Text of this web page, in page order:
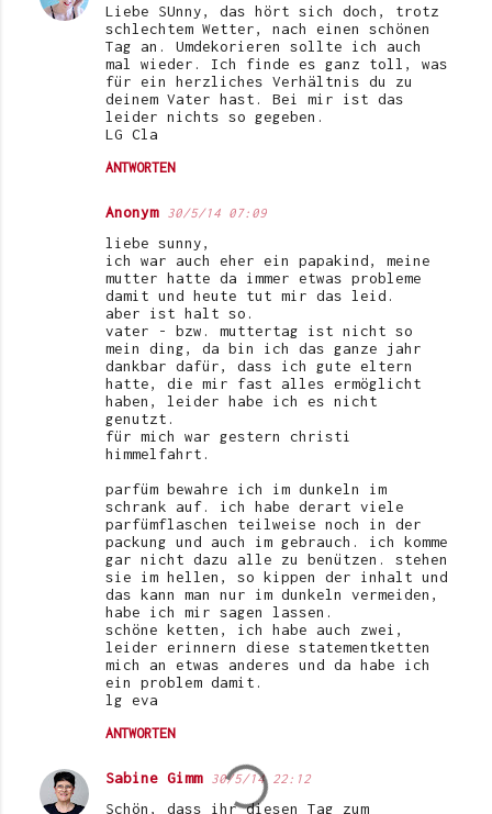
Liebe SUnny, das hört sich doch, trotz
schlechtem Wetter, nach einen schönen
Tag an. Umdekorieren sollte ich auch
mal wieder. Ich finde es ganz toll, was
für ein herzliches Verhältnis du zu
deinem Vater hast. Bei mir ist das
leider nichts so gegeben.
LG Cla
ANTWORTEN
Anonym 30/5/14 07:09
liebe sunny,
ich war auch eher ein papakind, meine
mutter hatte da immer etwas probleme
damit und heute tut mir das leid.
aber ist halt so.
vater - bzw. muttertag ist nicht so
mein ding, da bin ich das ganze jahr
dankbar dafür, dass ich gute eltern
hatte, die mir fast alles ermöglicht
haben, leider habe ich es nicht
genutzt.
für mich war gestern christi
himmelfahrt.
parfüm bewahre ich im dunkeln im
schrank auf. ich habe derart viele
parfümflaschen teilweise noch in der
packung und auch im gebrauch. ich komme
gar nicht dazu alle zu benützen. stehen
sie im hellen, so kippen der inhalt und
das kann man nur im dunkeln vermeiden,
habe ich mir sagen lassen.
schöne ketten, ich habe auch zwei,
leider erinnern diese statementketten
mich an etwas anderes und da habe ich
ein problem damit.
lg eva
ANTWORTEN
Sabine Gimm 30/5/14 22:12
Schön, dass ihr diesen Tag zum